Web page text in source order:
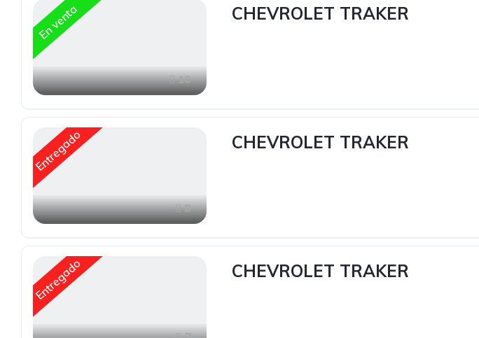
En venta
10
CHEVROLET TRAKER
Entregado
8
CHEVROLET TRAKER
Entregado CHEVROLET TRAKER